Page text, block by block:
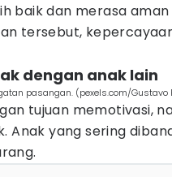
baik dan merasa aman
tersebut,
dengan anak lain
pasangan. (pexels.com/Gustavo
tujuan memotivasi,
Anak yang sering